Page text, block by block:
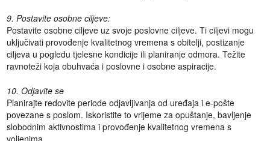
9. Postavite osobne ciljeve:
Postavite osobne ciljeve uz svoje poslovne ciljeve. Ti ciljevi mogu
uključivati provođenje kvalitetnog vremena s obitelji, postizanje
ciljeva u pogledu tjelesne kondicije ili planiranje odmora. Težite
ravnoteži koja obuhvaća i poslovne i osobne aspiracije.
10. Odjavite se
Planirajte redovite periode odjavljivanja od uređaja i e-pošte
povezane s poslom. Iskoristite to vrijeme za opuštanje, bavljenje
slobodnim aktivnostima i provođenje kvalitetnog vremena s
voljenima.